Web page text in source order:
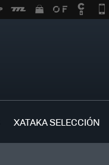
XATAKA SELECCIÓN